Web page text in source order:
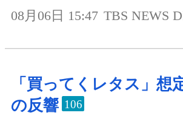
08月06日 15:47 TBS NEWS
「買ってくレタス」想
の反響 106